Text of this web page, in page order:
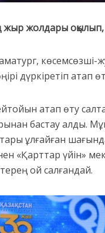
жыр жолдары оқылып,
көсемсөзші-
дүркіретіп атап
атап өту
бастау алды.
ұлғайған
«Қарттар үйін»
ой салғандай.